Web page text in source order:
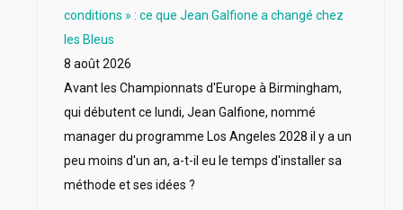
conditions » : ce que Jean Galfione a changé chez
les Bleus
8 août 2026
Avant les Championnats d'Europe à Birmingham,
qui débutent ce lundi, Jean Galfione, nommé
manager du programme Los Angeles 2028 il y a un
peu moins d'un an, a-t-il eu le temps d'installer sa
méthode et ses idées ?